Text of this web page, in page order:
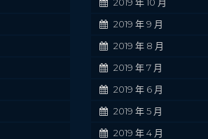
2019 年 9 月
2019 年 8 月
2019 年 7 月
2019 年 6 月
2019 年 5 月
2019 年 4 月